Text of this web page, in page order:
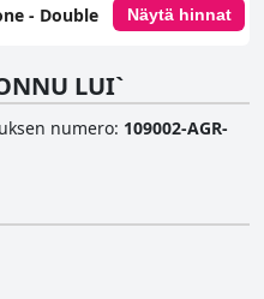
- Double Näytä hinnat
LUI`
numero: 109002-AGR-